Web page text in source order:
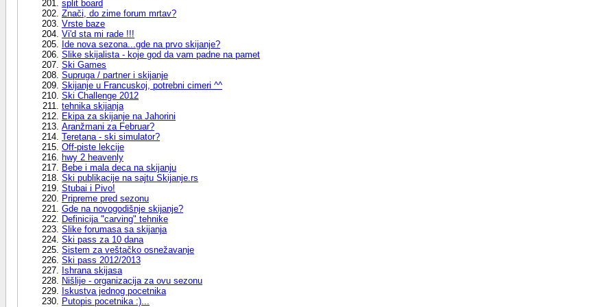
split board
Znači, do zime forum mrtav?
Vrste baze
Vi'd sta mi rade !!!
Ide nova sezona...gde na prvo skijanje?
Slike skijalista - koje god da vam padne na pamet
Ski Games
Supruga / partner i skijanje
Skijanje u Francuskoj, potrebni cimeri ^^
Ski Challenge 2012
tehnika skijanja
Ekipa za skijanje na Jahorini
Aranžmani za Februar?
Teretana - ski simulator?
Off-piste lekcije
hwy 2 heavenly
Bebe i mala deca na skijanju
Ski publikacije na sajtu Skijanje.rs
Stubai i Pivo!
Pripreme pred sezonu
Gde na novogodišnje skijanje?
Definicija "carving" tehnike
Slike forumasa sa skijanja
Ski pass za 10 dana
Sistem za veštačko osnežavanje
Ski pass 2012/2013
Ishrana skijasa
Nišlije - organizacija za ovu sezonu
Iskustva jednog pocetnika
Putopis pocetnika :)...